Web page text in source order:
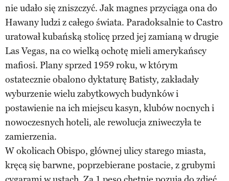
nie udało się zniszczyć. Jak magnes przyciąga ona do
Hawany ludzi z całego świata. Paradoksalnie to Castro
uratował kubańską stolicę przed jej zamianą w drugie
Las Vegas, na co wielką ochotę mieli amerykańscy
mafiosi. Plany sprzed 1959 roku, w którym
ostatecznie obalono dyktaturę Batisty, zakładały
wyburzenie wielu zabytkowych budynków i
postawienie na ich miejscu kasyn, klubów nocnych i
nowoczesnych hoteli, ale rewolucja zniweczyła te
zamierzenia.
W okolicach Obispo, głównej ulicy starego miasta,
kręcą się barwne, poprzebierane postacie, z grubymi